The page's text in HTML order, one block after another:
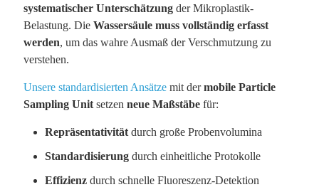
systematischer Unterschätzung der Mikroplastik-
Belastung. Die Wassersäule muss vollständig erfasst
werden, um das wahre Ausmaß der Verschmutzung zu
verstehen.
Unsere standardisierten Ansätze mit dermobile Particle
Sampling Unit setzen neue Maßstäbe für:
Repräsentativität durch große Probenvolumina
Standardisierung durch einheitliche Protokolle
Effizienz durch schnelle Fluoreszenz-Detektion